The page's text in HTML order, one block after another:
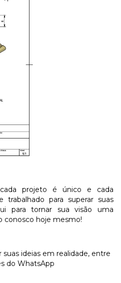
cada projeto é único e cada
trabalhado para superar suas
para tornar sua visão uma
conosco hoje mesmo!
ideias em realidade, entre
do WhatsApp